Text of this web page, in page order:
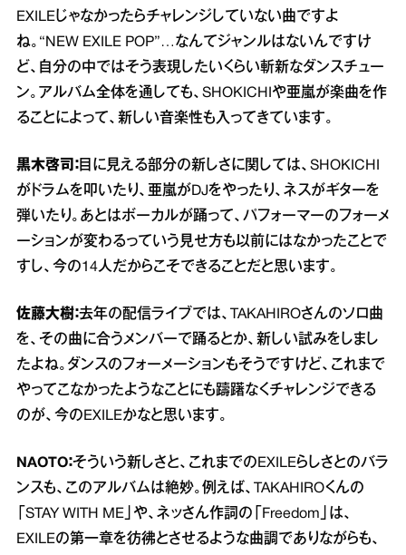
EXILEじゃなかったらチャレンジしていない曲ですよ
ね。“NEW EXILE POP”…なんてジャンルはないんですけ
ど、自分の中ではそう表現したいくらい斬新なダンスチュー
ン。アルバム全体を通しても、SHOKICHIや亜嵐が楽曲を作
ることによって、新しい音楽性も入ってきています。
黒木啓司： 目に見える部分の新しさに関しては、SHOKICHI
がドラムを叩いたり、亜嵐がDJをやったり、ネスがギターを
弾いたり。あとはボーカルが踊って、パフォーマーのフォーメ
ーションが変わるっていう見せ方も以前にはなかったことで
すし、今の14人だからこそできることだと思います。
佐藤大樹：去年の配信ライブでは、TAKAHIROさんのソロ曲
を、その曲に合うメンバーで踊るとか、新しい試みをしまし
たよね。ダンスのフォーメーションもそうですけど、これまで
やってこなかったようなことにも躊躇なくチャレンジできる
のが、今のEXILEかなと思います。
NAOTO：そういう新しさと、これまでのEXILEらしさとのバラ
ンスも、このアルバムは絶妙。例えば、TAKAHIROくんの
「STAY WITH ME」や、ネッさん作詞の「Freedom」は、
EXILEの第一章を彷彿とさせるような曲調でありながらも、